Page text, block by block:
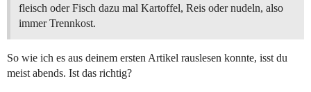
fleisch oder Fisch dazu mal Kartoffel, Reis oder nudeln, also
immer Trennkost.
So wie ich es aus deinem ersten Artikel rauslesen konnte, isst du
meist abends. Ist das richtig?